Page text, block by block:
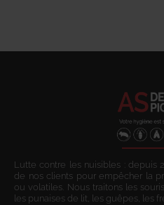
Lutte contre les nuisibles : depuis
de nos clients pour empêcher la
ou volatiles. Nous traitons les
les punaises de lit, les guêpes, les